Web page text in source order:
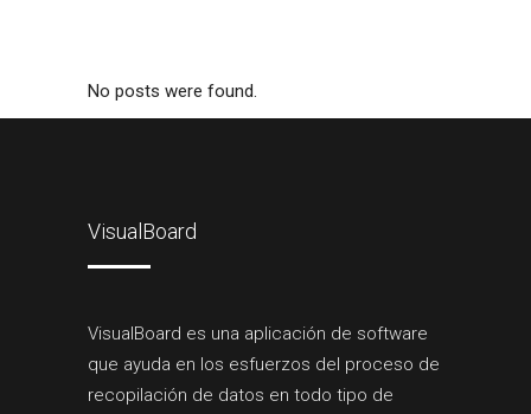
No posts were found.
VisualBoard
VisualBoard es una aplicación de software
que ayuda en los esfuerzos del proceso de
recopilación de datos en todo tipo de